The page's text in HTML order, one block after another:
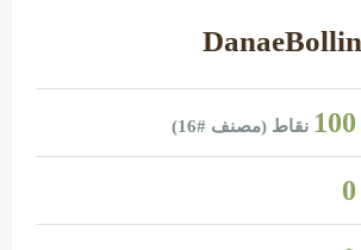
100 نقاط (مصنف #16
)
0